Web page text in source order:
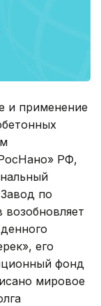
и применение
РФ,
по
возобновляет
его
фонд
мировое